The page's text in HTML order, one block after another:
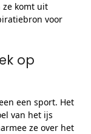
ze komt uit
voor
op
een sport. Het
van het ijs
ze over het